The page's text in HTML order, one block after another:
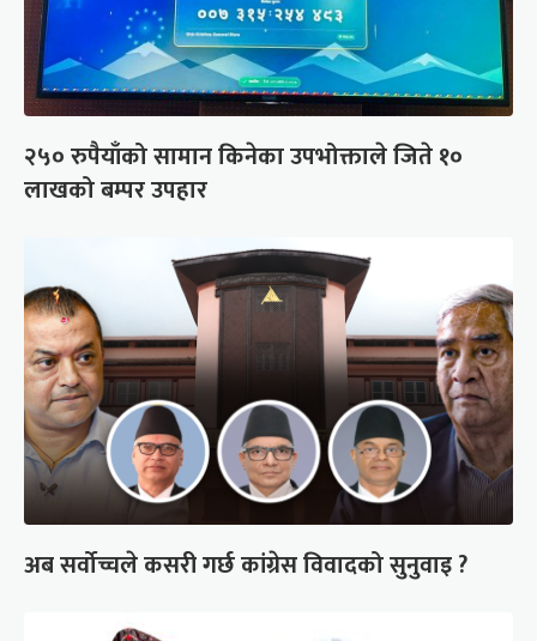
२५० रुपैयाँको सामान किनेका उपभोक्ताले जिते १०
लाखको बम्पर उपहार
अब सर्वोच्चले कसरी गर्छ कांग्रेस विवादको सुनुवाइ ?